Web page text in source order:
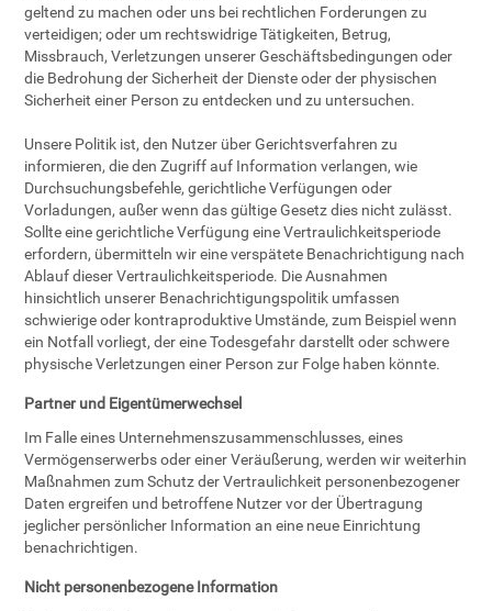
geltend zu machen oder uns bei rechtlichen Forderungen zu
verteidigen; oder um rechtswidrige Tätigkeiten, Betrug,
Missbrauch, Verletzungen unserer Geschäftsbedingungen oder
die Bedrohung der Sicherheit der Dienste oder der physischen
Sicherheit einer Person zu entdecken und zu untersuchen.
Unsere Politik ist, den Nutzer über Gerichtsverfahren zu
informieren, die den Zugriff auf Information verlangen, wie
Durchsuchungsbefehle, gerichtliche Verfügungen oder
Vorladungen, außer wenn das gültige Gesetz dies nicht zulässt.
Sollte eine gerichtliche Verfügung eine Vertraulichkeitsperiode
erfordern, übermitteln wir eine verspätete Benachrichtigung nach
Ablauf dieser Vertraulichkeitsperiode. Die Ausnahmen
hinsichtlich unserer Benachrichtigungspolitik umfassen
schwierige oder kontraproduktive Umstände, zum Beispiel wenn
ein Notfall vorliegt, der eine Todesgefahr darstellt oder schwere
physische Verletzungen einer Person zur Folge haben könnte.
Partner und Eigentümerwechsel
Im Falle eines Unternehmenszusammenschlusses, eines
Vermögenserwerbs oder einer Veräußerung, werden wir weiterhin
Maßnahmen zum Schutz der Vertraulichkeit personenbezogener
Daten ergreifen und betroffene Nutzer vor der Übertragung
jeglicher persönlicher Information an eine neue Einrichtung
benachrichtigen.
Nicht personenbezogene Information